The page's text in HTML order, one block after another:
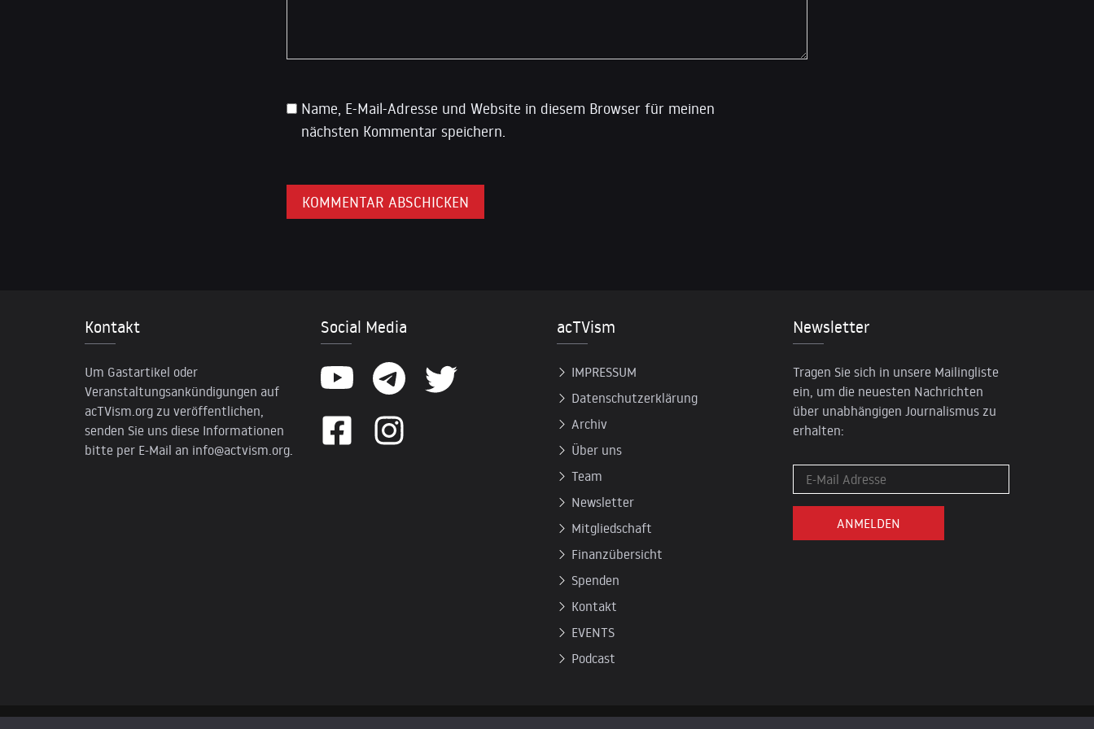
Name, E-Mail-Adresse und Website in diesem Browser für meinen
nächsten Kommentar speichern.
Kontakt
Um Gastartikel oder
Veranstaltungsankündigungen auf
acTVism.org zu veröffentlichen,
senden Sie uns diese Informationen
bitte per E-Mail an info@actvism.org.
Social Media acTVism
IMPRESSUM
Datenschutzerklärung
Archiv
Über uns
Team
Newsletter
Mitgliedschaft
Finanzübersicht
Spenden
Kontakt
EVENTS
Podcast
Newsletter
Tragen Sie sich in unsere Mailingliste
ein, um die neuesten Nachrichten
über unabhängigen Journalismus zu
erhalten: